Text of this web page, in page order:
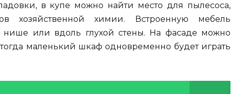
в купе можно найти место для пылесоса,
хозяйственной химии. Встроенную мебель
или вдоль глухой стены. На фасаде можно
маленький шкаф одновременно будет играть